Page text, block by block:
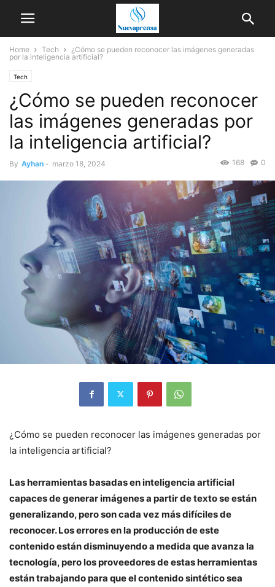
Home Tech
¿Cómo se pueden reconocer las imágenes generadas
por la inteligencia artificial?
Tech
¿Cómo se pueden reconocer
las imágenes generadas por
la inteligencia artificial?
By Ayhan - marzo 18, 2024 0
168
¿Cómo se pueden reconocer las imágenes generadas por
la inteligencia artificial?
Las herramientas basadas en inteligencia artificial
capaces de generar imágenes a partir de texto se están
generalizando, pero son cada vez más difíciles de
reconocer. Los errores en la producción de este
contenido están disminuyendo a medida que avanza la
tecnología, pero los proveedores de estas herramientas
están trabajando para que el contenido sintético sea